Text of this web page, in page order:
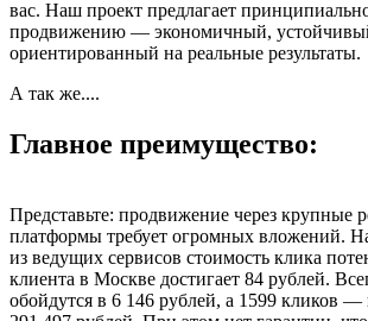
вас. Наш проект предлагает
продвижению — экономичный,
ориентированный на реальные результаты.
А так же....
Главное преимущество:
Представьте: продвижение через крупные
платформы требует огромных вложений.
из ведущих сервисов стоимость клика
клиента в Москве достигает 84 рублей.
обойдутся в 6 146 рублей, а 1599 кликов —